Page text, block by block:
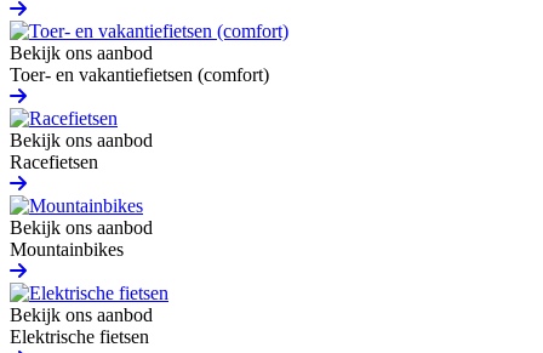
Bekijk ons aanbod
Toer- en vakantiefietsen (comfort)
Bekijk ons aanbod
Racefietsen
Bekijk ons aanbod
Mountainbikes
Bekijk ons aanbod
Elektrische fietsen